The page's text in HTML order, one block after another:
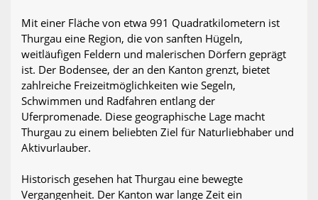
Mit einer Fläche von etwa 991 Quadratkilometern ist
Thurgau eine Region, die von sanften Hügeln,
weitläufigen Feldern und malerischen Dörfern geprägt
ist. Der Bodensee, der an den Kanton grenzt, bietet
zahlreiche Freizeitmöglichkeiten wie Segeln,
Schwimmen und Radfahren entlang der
Uferpromenade. Diese geographische Lage macht
Thurgau zu einem beliebten Ziel für Naturliebhaber und
Aktivurlauber.
Historisch gesehen hat Thurgau eine bewegte
Vergangenheit. Der Kanton war lange Zeit ein